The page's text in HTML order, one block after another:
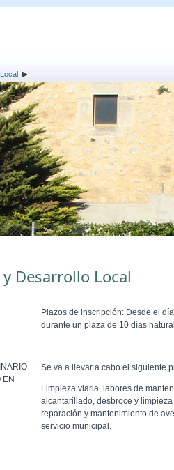
Desarrollo Local
EN
Plazos de inscripción: Desde el
durante un plaza de 10 días
Se va a llevar a cabo el siguiente
Limpieza viaria, labores de
alcantarillado, desbroce y limpieza
reparación y mantenimiento de
servicio municipal.